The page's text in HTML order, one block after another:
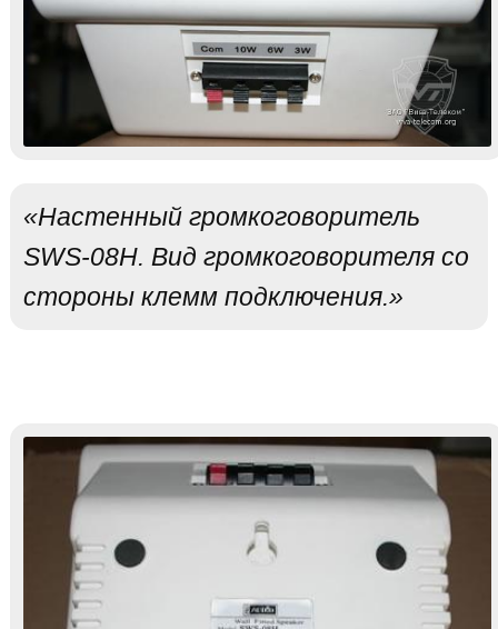
«Настенный громкоговоритель
SWS-08H. Вид громкоговорителя со
стороны клемм подключения.»